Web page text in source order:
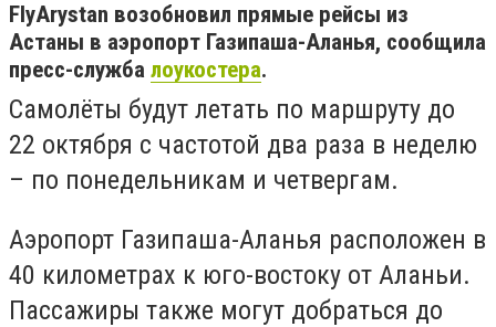
FlyArystan возобновил прямые рейсы из
Астаны в аэропорт Газипаша-Аланья, сообщила
пресс-служба лоукостера.
Самолёты будут летать по маршруту до
22 октября с частотой два раза в неделю
– по понедельникам и четвергам.
Аэропорт Газипаша-Аланья расположен в
40 километрах к юго-востоку от Аланьи.
Пассажиры также могут добраться до